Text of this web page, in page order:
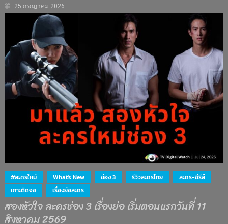
25 กรกฎาคม 2026
#ละครใหม่ What's New ช่อง 3 รีวิวละครไทย
ละคร-ซีรีส์
เกาะติดจอ
เรื่องย่อละคร
สองหัวใจ ละครช่อง 3 เรื่องย่อ เริ่มตอนแรกวันที่ 11
สิงหาคม 2569